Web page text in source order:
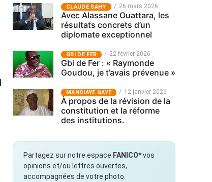
CLAUDE SAHY 26 mars 2026
Avec Alassane Ouattara, les
résultats concrets d’un
diplomate exceptionnel
GBI DE FER 22 février 2026
Gbi de Fer : « Raymonde
Goudou, je t’avais prévenue »
MANDIAYE GAYE 12 janvier 2026
À propos de la révision de la
constitution et la réforme
des institutions.
Partagez sur notre espace FANICO*vos
opinions et/ou lettres ouvertes,
accompagnées de votre photo.